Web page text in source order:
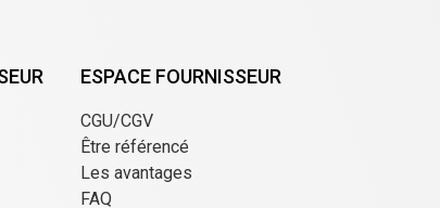
ESPACE FOURNISSEUR
CGU/CGV
Être référencé
Les avantages
FAQ